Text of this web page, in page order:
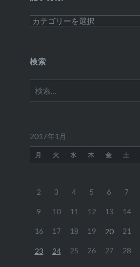
記
類
検索
索:
2017年1月
月 火 水 木 金 土
2 3 4 5 6 7
9 10 11 12 13 14
16 17 18 19 20 21
23 24 25 26 27 28